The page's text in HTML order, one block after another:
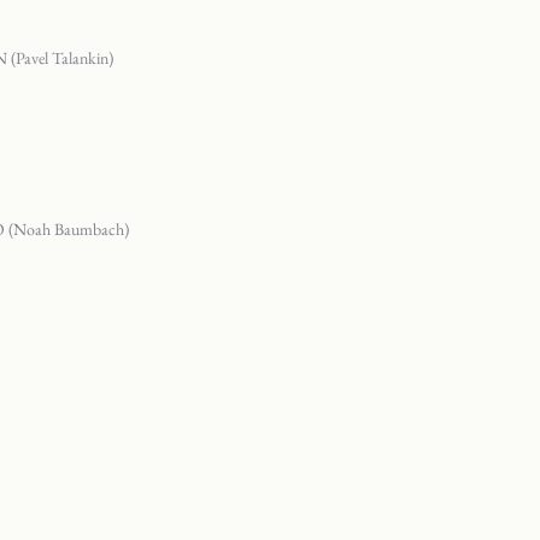
Talankin)
Baumbach)